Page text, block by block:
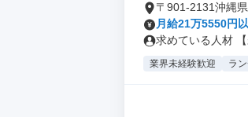
〒901-2131沖縄
月給21万5550円
求めている人材
業界未経験歓迎 ラ